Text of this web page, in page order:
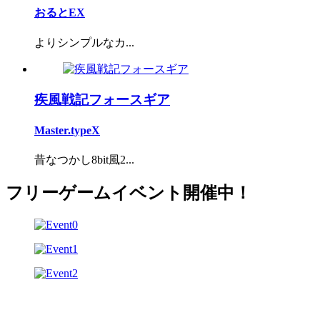
おるとEX
よりシンプルなカ...
疾風戦記フォースギア
Master.typeX
昔なつかし8bit風2...
フリーゲームイベント開催中！